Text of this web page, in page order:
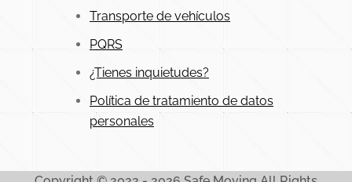
Transporte de vehículos
PQRS
¿Tienes inquietudes?
Política de tratamiento de datos
personales